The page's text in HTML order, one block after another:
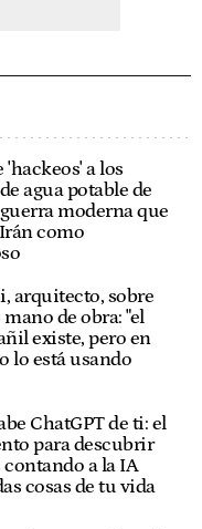
'hackeos' a los
agua potable de
moderna que
como
arquitecto, sobre
de obra: "el
existe, pero en
lo está usando
ChatGPT de ti: el
para descubrir
contando a la IA
cosas de tu vida